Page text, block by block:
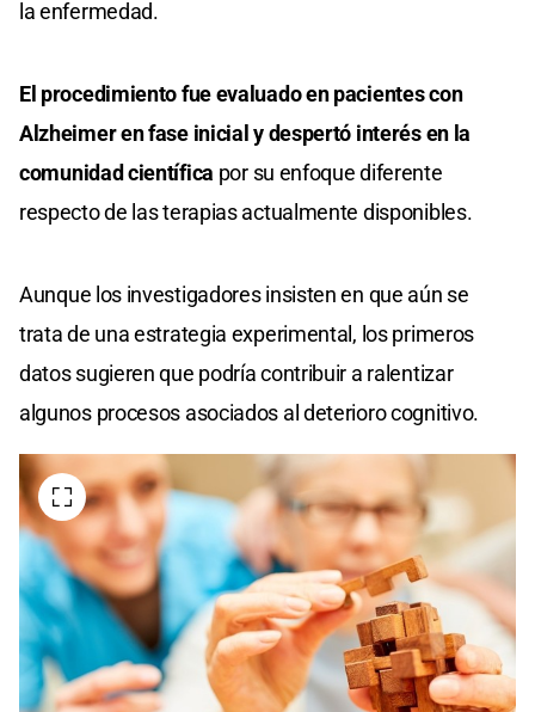
la enfermedad.
El procedimiento fue evaluado en pacientes con
Alzheimer en fase inicial y despertó interés en la
comunidad científica por su enfoque diferente
respecto de las terapias actualmente disponibles.
Aunque los investigadores insisten en que aún se
trata de una estrategia experimental, los primeros
datos sugieren que podría contribuir a ralentizar
algunos procesos asociados al deterioro cognitivo.